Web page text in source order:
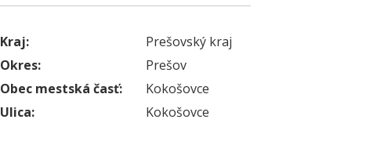
Kraj:
Prešovský kraj
Okres:
Prešov
Obec mestská časť:
Kokošovce
Ulica:
Kokošovce